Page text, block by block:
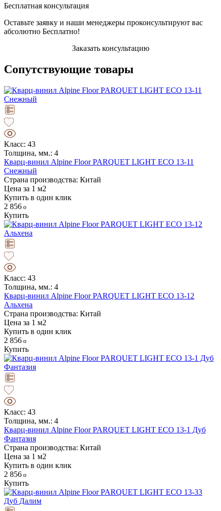
Бесплатная консультация
Оставьте заявку и наши менеджеры проконсультируют вас
абсолютно Бесплатно!
Заказать консультацию
Сопутствующие товары
Класс: 43
Толщина, мм.: 4
Кварц-винил Alpine Floor PARQUET LIGHT ЕСО 13-11
Снежный
Страна производства: Китай
Цена за 1 м2
Купить в один клик
2 856
Купить
Класс: 43
Толщина, мм.: 4
Кварц-винил Alpine Floor PARQUET LIGHT ЕСО 13-12
Альхена
Страна производства: Китай
Цена за 1 м2
Купить в один клик
2 856
Купить
Класс: 43
Толщина, мм.: 4
Кварц-винил Alpine Floor PARQUET LIGHT ЕСО 13-1 Дуб
Фантазия
Страна производства: Китай
Цена за 1 м2
Купить в один клик
2 856
Купить